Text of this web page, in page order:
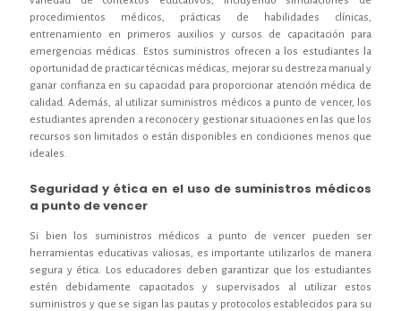
procedimientos médicos, prácticas de habilidades clínicas,
entrenamiento en primeros auxilios y cursos de capacitación para
emergencias médicas. Estos suministros ofrecen a los estudiantes la
oportunidad de practicar técnicas médicas, mejorar su destreza manual y
ganar confianza en su capacidad para proporcionar atención médica de
calidad. Además, al utilizar suministros médicos a punto de vencer, los
estudiantes aprenden a reconocer y gestionar situaciones en las que los
recursos son limitados o están disponibles en condiciones menos que
ideales.
Seguridad y ética en el uso de suministros médicos
a punto de vencer
Si bien los suministros médicos a punto de vencer pueden ser
herramientas educativas valiosas, es importante utilizarlos de manera
segura y ética. Los educadores deben garantizar que los estudiantes
estén debidamente capacitados y supervisados al utilizar estos
suministros y que se sigan las pautas y protocolos establecidos para su